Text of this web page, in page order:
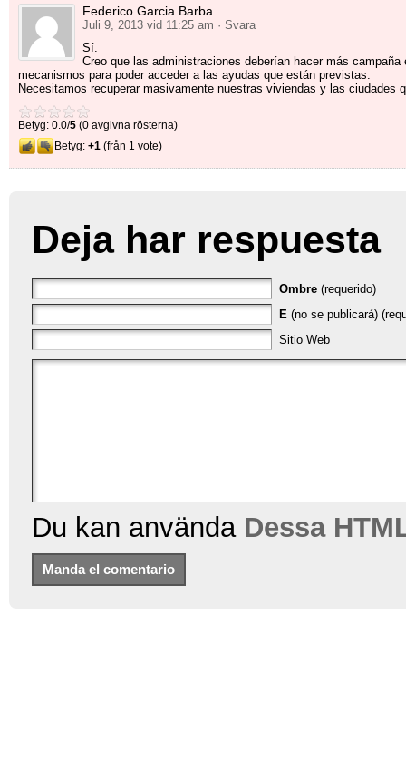
Federico Garcia Barba
Juli 9, 2013 vid 11:25 am · Svara
Sí
Creo que las administraciones deberían hacer más
mecanismos para poder acceder a las ayudas que están previstas
Necesitamos recuperar masivamente nuestras viviendas y las ciudades
Betyg: 0.0/5 (0 avgivna rösterna)
Betyg: +1 (från 1 vote)
Deja har respuesta
Ombre (requerido)
E (no se publicará)
Sitio Web
Du kan använda Dessa